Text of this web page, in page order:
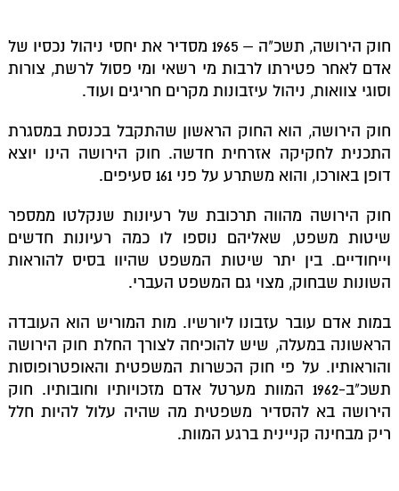
חוק הירושה, תשכ"ה – 1965 מסדיר את יחסי ניהול נכסיו של
אדם לאחר פטירתו לרבות מי רשאי ומי פסול לרשת, צורות
וסוגי צוואות, ניהול עיזבונות מקרים חריגים ועוד.
חוק הירושה, הוא החוק הראשון שהתקבל בכנסת במסגרת
התכנית לחקיקה אזרחית חדשה. חוק הירושה הינו יוצא
דופן באורכו, והוא משתרע על פני 161 סעיפים.
חוק הירושה מהווה תרכובת של רעיונות שנקלטו ממספר
שיטות משפט, שאליהם נוספו לו כמה רעיונות חדשים
וייחודיים. בין יתר שיטות המשפט שהיוו בסיס להוראות
השונות שבחוק, מצוי גם המשפט העברי.
במות אדם עובר עזבונו ליורשיו. מות המוריש הוא העובדה
הראשונה במעלה, שיש להוכיחה לצורך החלת חוק הירושה
והוראותיו. על פי חוק הכשרות המשפטית והאופטרופוסות
תשכ"ב-1962 המוות מערטל אדם מזכויותיו וחובותיו. חוק
הירושה בא להסדיר משפטית מה שהיה עלול להיות חלל
ריק מבחינה קניינית ברגע המוות.